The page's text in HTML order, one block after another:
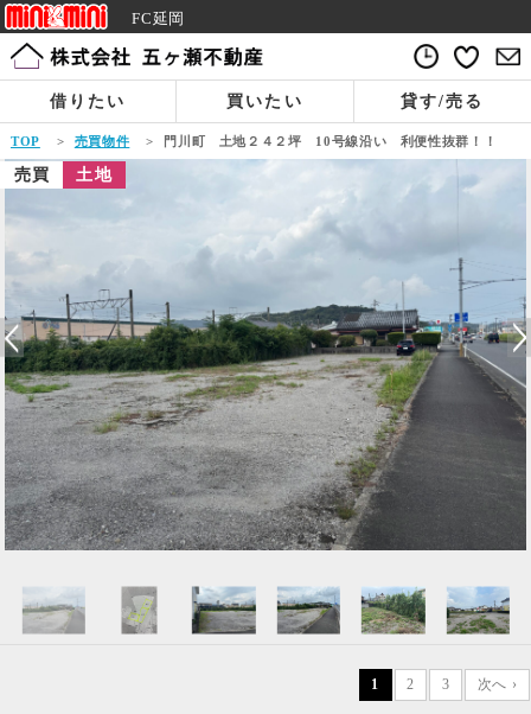
FC延岡
借りたい 買いたい 貸す/売る
TOP > 売買物件 > 門川町 土地２４２坪 10号線沿い 利便性抜群！！
売買 土地
1 2 3 次へ ›